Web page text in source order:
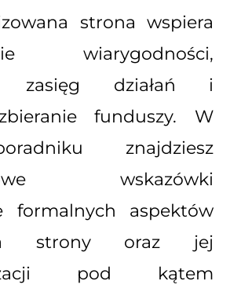
strona wspiera
wiarygodności,
zasięg działań i
funduszy. W
znajdziesz
wskazówki
formalnych aspektów
strony oraz jej
pod kątem